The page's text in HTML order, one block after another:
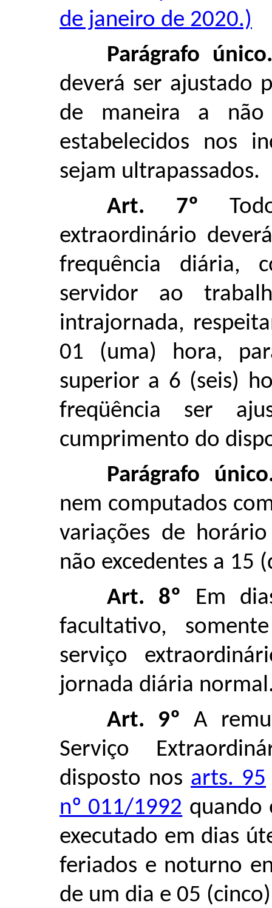
de janeiro de 2020.)
Parágrafo único.
deverá ser ajustado
de maneira a
estabelecidos nos
sejam ultrapassados.
Art. 7º
extraordinário
frequência diária,
servidor ao
intrajornada,
01 (uma) hora,
superior a 6 (seis)
freqüência ser
cumprimento do
Parágrafo
nem computados
variações de
não excedentes a 15
Art. 8º Em
facultativo,
serviço
jornada diária
Art. 9º A
Serviço
disposto nos arts. 95
nº 011/1992 quando
executado em dias
feriados e noturno
de um dia e 05